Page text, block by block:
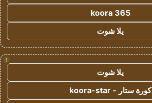
koora 365
يلا شوت
!
يلا شوت
كورة ستار - koora-star